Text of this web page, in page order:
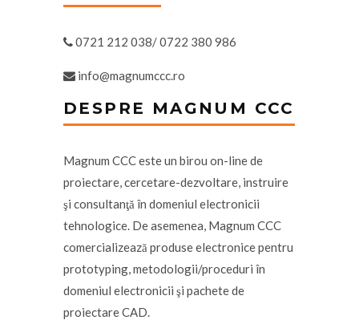
0721 212 038/ 0722 380 986
info@magnumccc.ro
DESPRE MAGNUM CCC
Magnum CCC este un birou on-line de
proiectare, cercetare-dezvoltare, instruire
şi consultanţă în domeniul electronicii
tehnologice. De asemenea, Magnum CCC
comercializează produse electronice pentru
prototyping, metodologii/proceduri în
domeniul electronicii şi pachete de
proiectare CAD.